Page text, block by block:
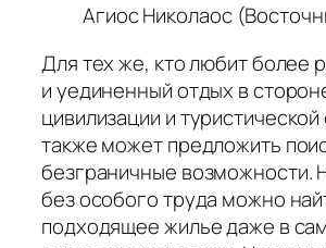
Агиос Николаос
Для тех же, кто любит более
и уединенный отдых в
цивилизации и
также может предложить
безграничные возможности.
без особого труда можно
подходящее жилье даже в